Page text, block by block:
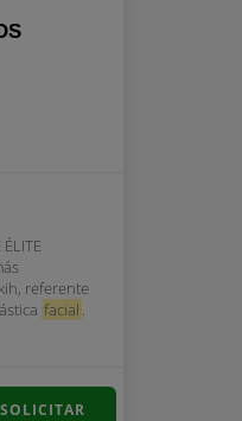
referente
facial .
SOLICITAR